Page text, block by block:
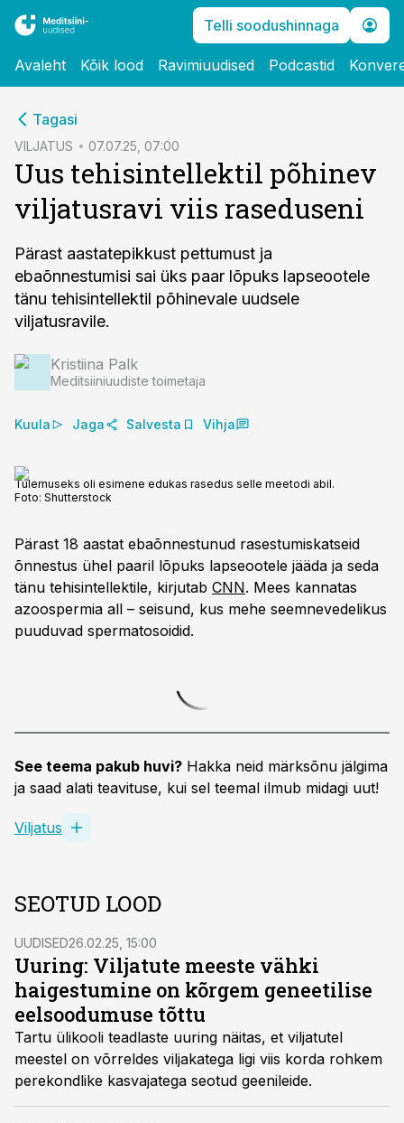
Telli soodushinnaga
Avaleht Kõik lood Ravimiuudised Podcastid
Tagasi
VILJATUS 07.07.25, 07:00
Uus tehisintellektil põhinev
viljatusravi viis raseduseni
Pärast aastatepikkust pettumust ja
ebaõnnestumisi sai üks paar lõpuks lapseootele
tänu tehisintellektil põhinevale uudsele
viljatusravile.
Kristiina Palk
Meditsiiniuudiste toimetaja
Kuula Jaga Salvesta Vihja
Tulemuseks oli esimene edukas rasedus selle meetodi abil.
Foto: Shutterstock
Pärast 18 aastat ebaõnnestunud rasestumiskatseid
õnnestus ühel paaril lõpuks lapseootele jääda ja seda
tänu tehisintellektile, kirjutab CNN. Mees kannatas
azoospermia all – seisund, kus mehe seemnevedelikus
puuduvad spermatosoidid.
See teema pakub huvi? Hakka neid märksõnu jälgima
ja saad alati teavituse, kui sel teemal ilmub midagi uut!
Viljatus
SEOTUD LOOD
UUDISED26.02.25, 15:00
Uuring: Viljatute meeste vähki
haigestumine on kõrgem geneetilise
eelsoodumuse tõttu
Tartu ülikooli teadlaste uuring näitas, et viljatutel
meestel on võrreldes viljakatega ligi viis korda rohkem
perekondlike kasvajatega seotud geenileide.